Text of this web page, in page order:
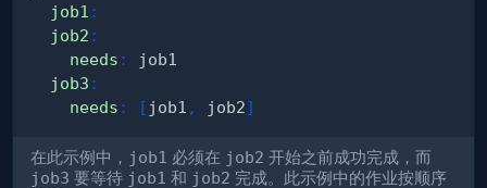
job1 :
job2 :
needs :
job3 :
needs : [ job1 , job2]
在此示例中， job1 必须在 job2 开始之前成功完成，而
job3 要等待 job1 和 job2 完成。此示例中的作业按顺序